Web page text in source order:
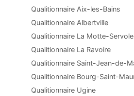
Qualitionnaire Aix-les-Bains
Qualitionnaire Albertville
Qualitionnaire La Motte-
Qualitionnaire La Ravoire
Qualitionnaire Saint-Jean-de-
Qualitionnaire Bourg-Saint-
Qualitionnaire Ugine